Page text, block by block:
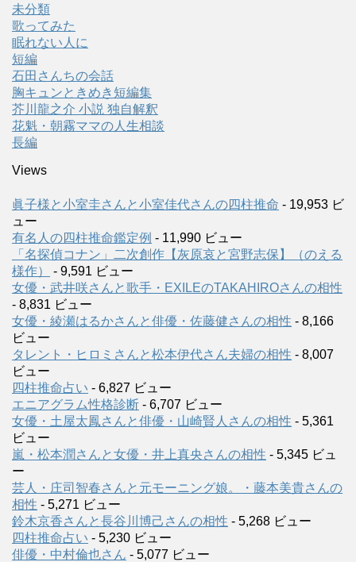
未分類
歌ってみた
眠れない人に
短編
石田さんちの会話
胸キュンときめき短編集
芥川龍之介 小説 独自解釈
花魁・朝霧ママの人生相談
長編
Views
眞子様と小室圭さんと小室佳代さんの四柱推命 - 19,953 ビ
ュー
有名人の四柱推命鑑定例 - 11,990 ビュー
「名探偵コナン」二次創作【灰原哀と宮野志保】（のえる
様作）
- 9,591 ビュー
女優・武井咲さんと歌手・EXILEのTAKAHIROさんの相性
- 8,831 ビュー
女優・綾瀬はるかさんと俳優・佐藤健さんの相性 - 8,166
ビュー
タレント・ヒロミさんと松本伊代さん夫婦の相性 - 8,007
ビュー
四柱推命占い - 6,827 ビュー
エニアグラム性格診断 - 6,707 ビュー
女優・土屋太鳳さんと俳優・山崎賢人さんの相性 - 5,361
ビュー
嵐・松本潤さんと女優・井上真央さんの相性 - 5,345 ビュ
ー
芸人・庄司智春さんと元モーニング娘。・藤本美貴さんの
相性 - 5,271 ビュー
鈴木京香さんと長谷川博己さんの相性 - 5,268 ビュー
四柱推命占い - 5,230 ビュー
俳優・中村倫也さん - 5,077 ビュー